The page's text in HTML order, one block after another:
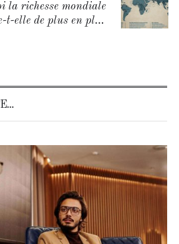
la richesse mondiale
t-elle de plus en plus